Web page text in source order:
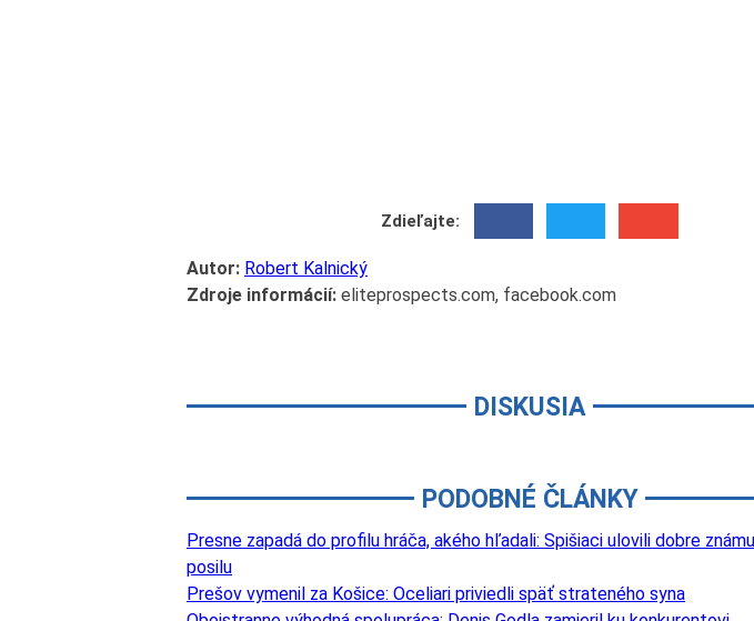
Zdieľajte:
Autor: Robert Kalnický
Zdroje informácií: eliteprospects.com, facebook.com
DISKUSIA
PODOBNÉ ČLÁNKY
Presne zapadá do profilu hráča, akého hľadali: Spišiaci ulovili dobre
posilu
Prešov vymenil za Košice: Oceliari priviedli späť strateného syna